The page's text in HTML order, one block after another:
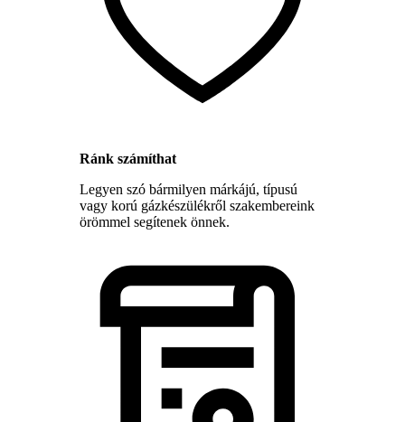
Ránk számíthat
Legyen szó bármilyen márkájú, típusú
vagy korú gázkészülékről szakembereink
örömmel segítenek önnek.